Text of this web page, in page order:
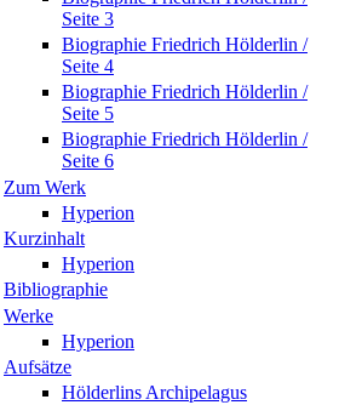
Seite 3
Biographie Friedrich Hölderlin /
Seite 4
Biographie Friedrich Hölderlin /
Seite 5
Biographie Friedrich Hölderlin /
Seite 6
Zum Werk
Hyperion
Kurzinhalt
Hyperion
Bibliographie
Werke
Hyperion
Aufsätze
Hölderlins Archipelagus